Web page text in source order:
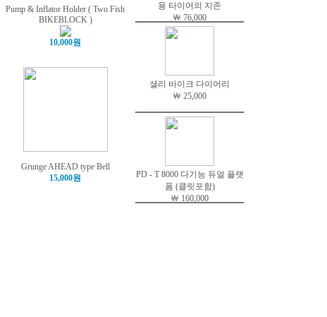
용 타이어의 지존
￦ 76,000
셜리 바이크 다이어리
￦ 25,000
PD - T 8000 다기능 듀얼 플랫
폼 (클릿포함)
￦ 160,000
Pump & Inflator Holder ( Two Fish
BIKEBLOCK )
10,000원
Grunge AHEAD type Bell
15,000원